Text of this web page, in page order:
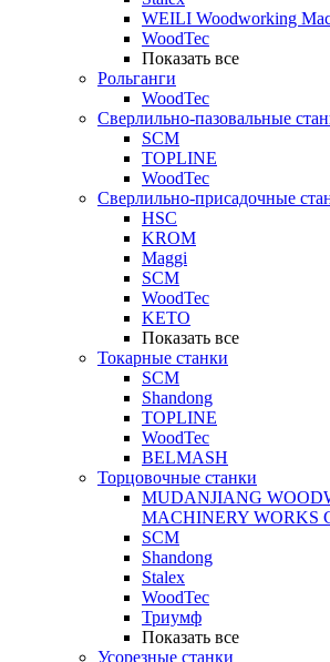
WEILI Woodworking
WoodTec
Показать все
Рольганги
WoodTec
Сверлильно-пазовальные
SCM
TOPLINE
WoodTec
Сверлильно-присадочные
HSC
KROM
Maggi
SCM
WoodTec
KETO
Показать все
Токарные станки
SCM
Shandong
TOPLINE
WoodTec
BELMASH
Торцовочные станки
MUDANJIANG
MACHINERY WORKS
SCM
Shandong
Stalex
WoodTec
Триумф
Показать все
Усорезные станки